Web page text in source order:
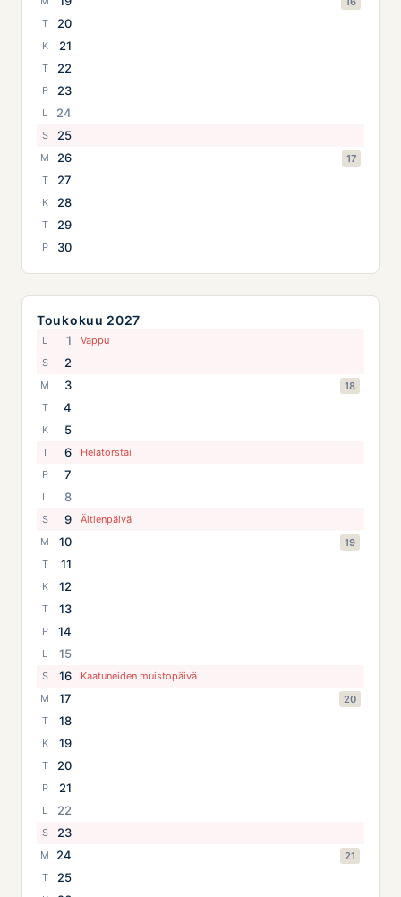
T
20
K 21
T 22
P 23
L 24
S 25
M 26
17
T
27
K 28
T 29
P 30
Toukokuu 2027
L 1
Vappu
S
2
M 3
18
T
4
K 5
T 6
Helatorstai
P
7
L 8
S 9
Äitienpäivä
M
10
19
T
11
K 12
T 13
P 14
L 15
S 16
Kaatuneiden muistopäivä
M
17
20
T
18
K 19
T 20
P 21
L 22
S 23
M 24
21
T
25